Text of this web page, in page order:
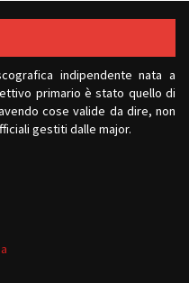
indipendente nata a
primario è stato quello di
cose valide da dire, non
gestiti dalle major.